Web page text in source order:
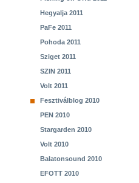
Hegyalja 2011
PaFe 2011
Pohoda 2011
Sziget 2011
SZIN 2011
Volt 2011
Fesztiválblog 2010
PEN 2010
Stargarden 2010
Volt 2010
Balatonsound 2010
EFOTT 2010